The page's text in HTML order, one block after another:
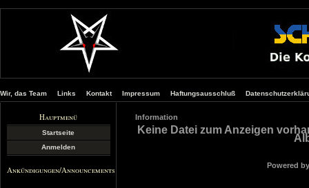
Wir, das Team Links Kontakt Impressum Haftungsausschluß
Hauptmenü
Startseite
Anmelden
Ankündigungen/Announcements
Information
Keine Datei zum Anzeigen
Powered